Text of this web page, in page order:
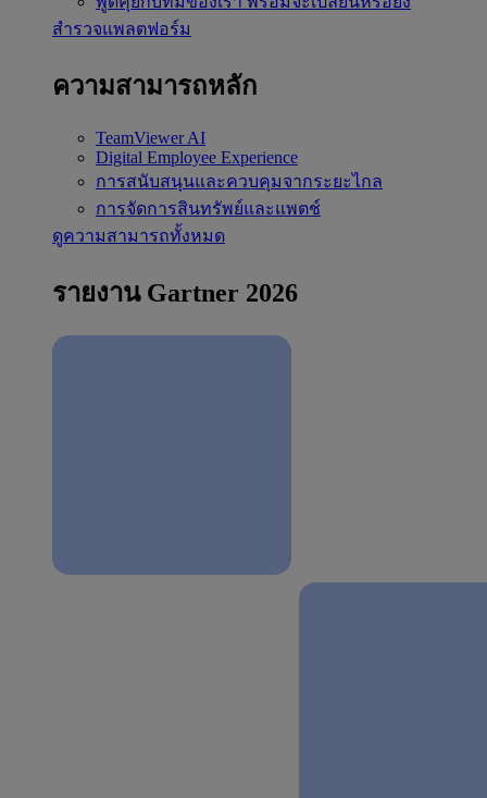
สำรวจแพลตฟอร์ม
ความสามารถหลัก
TeamViewer AI
Digital Employee Experience
การสนับสนุนและควบคุมจากระยะไกล
การจัดการสินทรัพย์และแพตช์
ดูความสามารถทั้งหมด
รายงาน Gartner 2026